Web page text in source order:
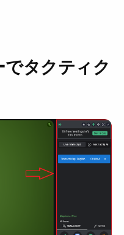
でタクティク